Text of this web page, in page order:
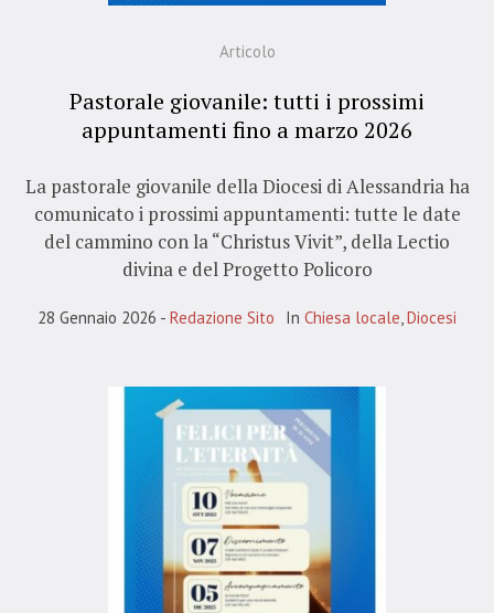
Articolo
Pastorale giovanile: tutti i prossimi
appuntamenti fino a marzo 2026
La pastorale giovanile della Diocesi di Alessandria ha
comunicato i prossimi appuntamenti: tutte le date
del cammino con la “Christus Vivit”, della Lectio
divina e del Progetto Policoro
28 Gennaio 2026 Redazione Sito In Chiesa locale Diocesi